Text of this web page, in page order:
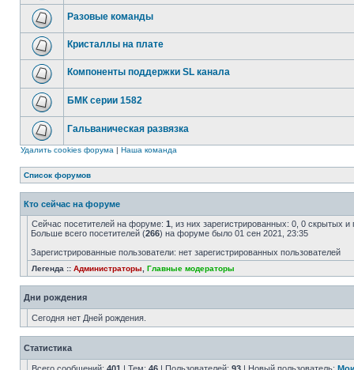
Разовые команды
Кристаллы на плате
Компоненты поддержки SL канала
БМК серии 1582
Гальваническая развязка
Удалить cookies форума | Наша команда
Список форумов
Кто сейчас на форуме
Сейчас посетителей на форуме: 1 , из них зарегистрированных: 0, 0 скрытых
Больше всего посетителей (266) на форуме было 01 сен 2021, 23:35
Зарегистрированные пользователи: нет зарегистрированных пользователей
Легенда :: Администраторы Главные модераторы
Дни рождения
Сегодня нет Дней рождения.
Статистика